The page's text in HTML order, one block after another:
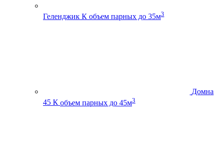
Геленджик К объем парных до 35м3
Домна
45 К объем парных до 45м3